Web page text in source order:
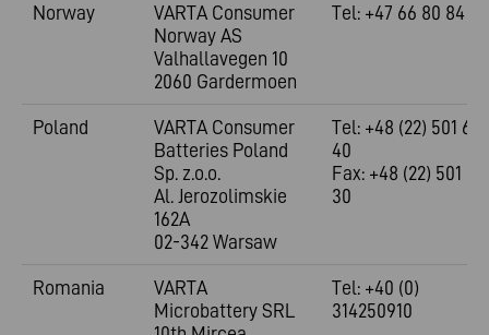
Norway
VARTA Consumer
Norway AS
Valhallavegen 10
2060 Gardermoen
Tel: +47 66 80 84 00
Poland
VARTA Consumer
Batteries Poland
Sp. z.o.o.
Al. Jerozolimskie
162A
02-342 Warsaw
Tel: +48 (22) 501 68
40
Fax: +48 (22) 501 68
30
Romania
VARTA
Microbattery SRL
Tel: +40 (0)
314250910